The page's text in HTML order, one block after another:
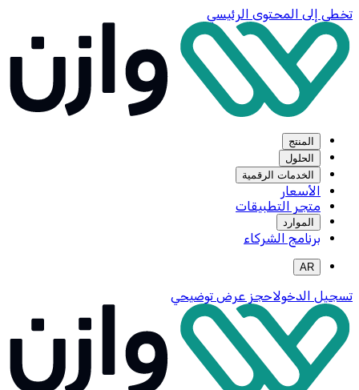
تخطي إلى المحتوى الرئيسي
المنتج
الحلول
الخدمات الرقمية
الأسعار
متجر التطبيقات
الموارد
برنامج الشركاء
AR
تسجيل الدخولاحجز عرض توضيحي